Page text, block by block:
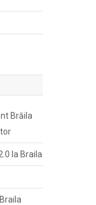
Brăila
la Braila